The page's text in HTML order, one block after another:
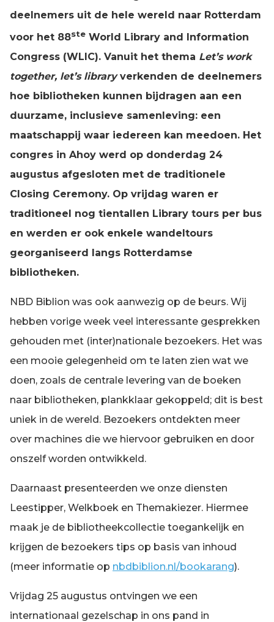
deelnemers uit de hele wereld naar Rotterdam
voor het 88ste World Library and Information
Congress (WLIC). Vanuit het thema Let’s work
together, let’s libraryverkenden de deelnemers
hoe bibliotheken kunnen bijdragen aan een
duurzame, inclusieve samenleving: een
maatschappij waar iedereen kan meedoen. Het
congres in Ahoy werd op donderdag 24
augustus afgesloten met de traditionele
Closing Ceremony. Op vrijdag waren er
traditioneel nog tientallen Library tours per bus
en werden er ook enkele wandeltours
georganiseerd langs Rotterdamse
bibliotheken.
NBD Biblion was ook aanwezig op de beurs. Wij
hebben vorige week veel interessante gesprekken
gehouden met (inter)nationale bezoekers. Het was
een mooie gelegenheid om te laten zien wat we
doen, zoals de centrale levering van de boeken
naar bibliotheken, plankklaar gekoppeld; dit is best
uniek in de wereld. Bezoekers ontdekten meer
over machines die we hiervoor gebruiken en door
onszelf worden ontwikkeld.
Daarnaast presenteerden we onze diensten
Leestipper, Welkboek en Themakiezer. Hiermee
maak je de bibliotheekcollectie toegankelijk en
krijgen de bezoekers tips op basis van inhoud
(meer informatie op nbdbiblion.nl/bookarang).
Vrijdag 25 augustus ontvingen we een
internationaal gezelschap in ons pand in